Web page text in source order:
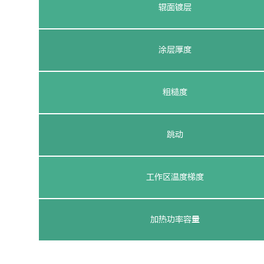
辊面镀层
涂层厚度
粗糙度
跳动
工作区温度梯度
加热功率容量